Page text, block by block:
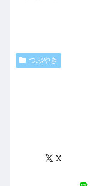
つぶやき
X